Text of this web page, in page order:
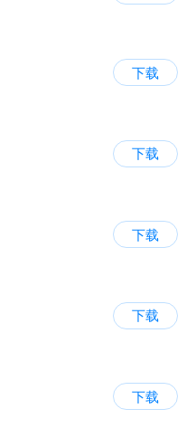
下载
下载
下载
下载
下载